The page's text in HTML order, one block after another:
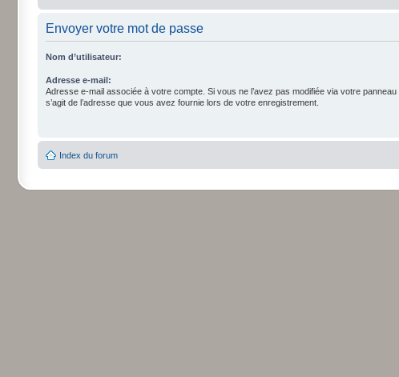
Envoyer votre mot de passe
Nom d’utilisateur:
Adresse e-mail:
Adresse e-mail associée à votre compte. Si vous ne l’avez pas modifiée via votre panneau
s’agit de l’adresse que vous avez fournie lors de votre enregistrement.
Index du forum